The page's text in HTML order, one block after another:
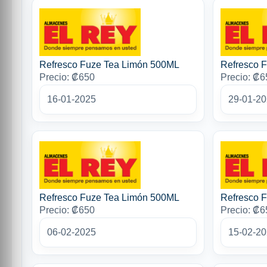
Refresco Fuze Tea Limón 500ML
Precio: ₡650
16-01-2025
Refresco
Precio:
29-01-
Refresco Fuze Tea Limón 500ML
Precio: ₡650
06-02-2025
Refresco
Precio:
15-02-